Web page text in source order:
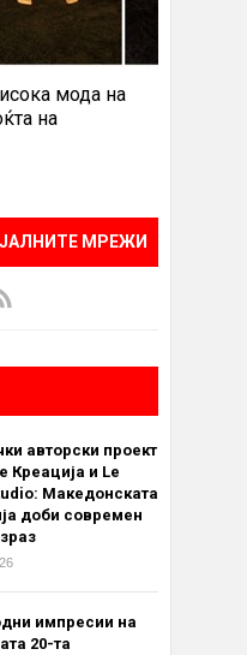
мода на
на
МРЕЖИ
авторски проект
Креација и Le
Македонската
доби современ
импресии на
20-та